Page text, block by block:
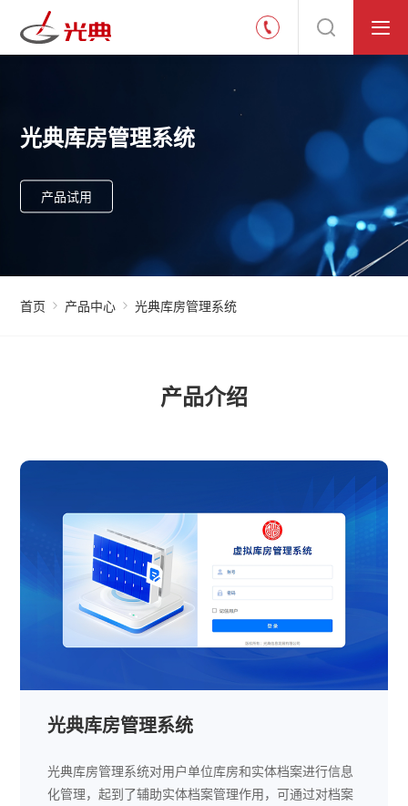
光典库房管理系统
产品试用
首页 产品中心 光典库房管理系统
产品介绍
光典库房管理系统
光典库房管理系统对用户单位库房和实体档案进行信息
化管理，起到了辅助实体档案管理作用，可通过对档案